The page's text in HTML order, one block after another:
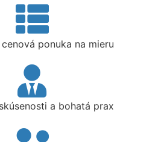
ponuka na mieru
a bohatá prax